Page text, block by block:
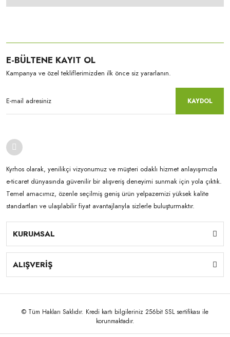
E-BÜLTENE KAYIT OL
Kampanya ve özel tekliflerimizden ilk önce siz yararlanın.
KAYDOL
Kyrhos olarak, yenilikçi vizyonumuz ve müşteri odaklı hizmet anlayışımızla
e-ticaret dünyasında güvenilir bir alışveriş deneyimi sunmak için yola çıktık.
Temel amacımız, özenle seçilmiş geniş ürün yelpazemizi yüksek kalite
standartları ve ulaşılabilir fiyat avantajlarıyla sizlerle buluşturmaktır.
KURUMSAL
ALIŞVERİŞ
© Tüm Hakları Saklıdır. Kredi kartı bilgileriniz 256bit SSL sertifikası ile
korunmaktadır.